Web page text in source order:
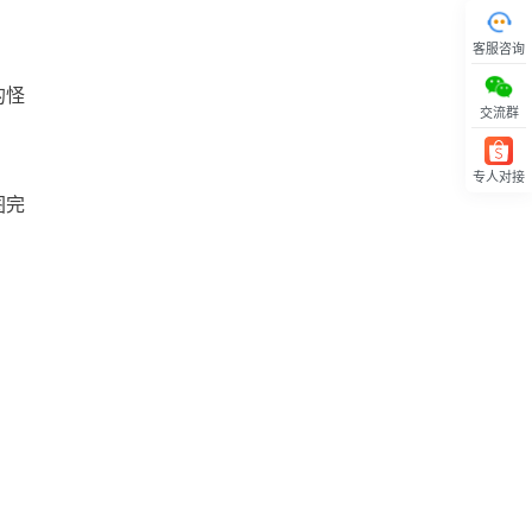
怪
完
客服咨询
交流群
专人对接